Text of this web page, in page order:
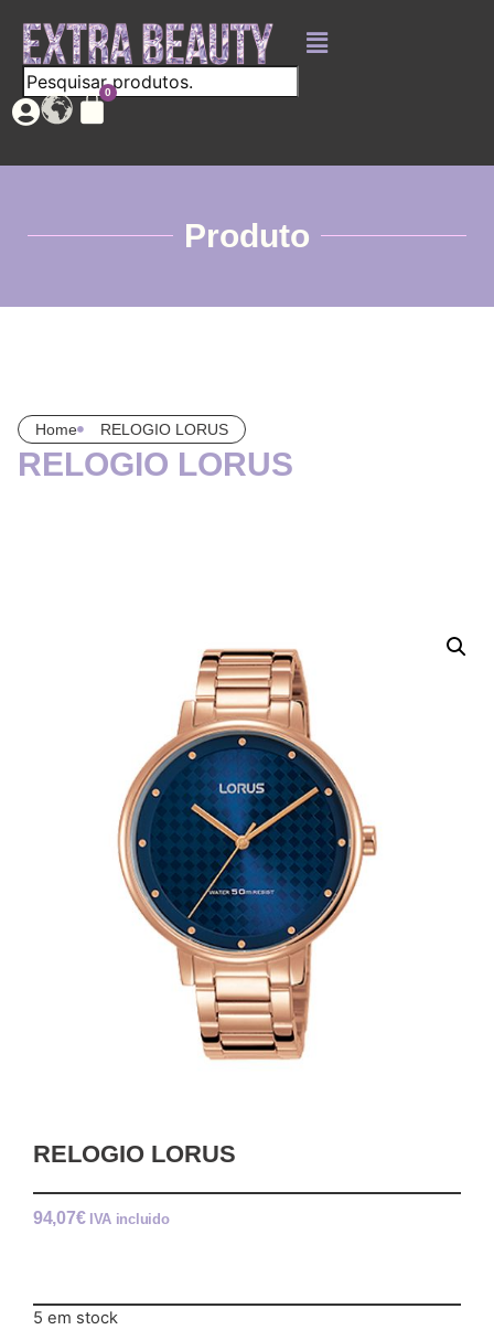
Produto
Home RELOGIO LORUS
RELOGIO LORUS
RELOGIO LORUS
94,07€ IVA incluido
5 em stock